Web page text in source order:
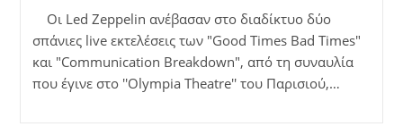
Οι Led Zeppelin ανέβασαν στο διαδίκτυο δύο
σπάνιες live εκτελέσεις των "Good Times Bad Times"
και "Communication Breakdown", από τη συναυλία
που έγινε στο ''Olympia Theatre'' του Παρισιού,…